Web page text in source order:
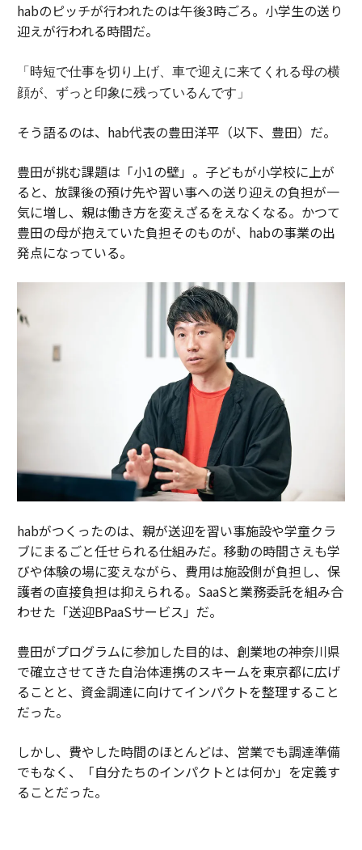
habのピッチが行われたのは午後3時ごろ。小学生の送り
迎えが行われる時間だ。
「時短で仕事を切り上げ、車で迎えに来てくれる母の横
顔が、ずっと印象に残っているんです」
そう語るのは、hab代表の豊田洋平（以下、豊田）だ。
豊田が挑む課題は「小1の壁」。子どもが小学校に上が
ると、放課後の預け先や習い事への送り迎えの負担が一
気に増し、親は働き方を変えざるをえなくなる。かつて
豊田の母が抱えていた負担そのものが、habの事業の出
発点になっている。
habがつくったのは、親が送迎を習い事施設や学童クラ
ブにまるごと任せられる仕組みだ。移動の時間さえも学
びや体験の場に変えながら、費用は施設側が負担し、保
護者の直接負担は抑えられる。SaaSと業務委託を組み合
わせた「送迎BPaaSサービス」だ。
豊田がプログラムに参加した目的は、創業地の神奈川県
で確立させてきた自治体連携のスキームを東京都に広げ
ることと、資金調達に向けてインパクトを整理すること
だった。
しかし、費やした時間のほとんどは、営業でも調達準備
でもなく、「自分たちのインパクトとは何か」を定義す
ることだった。